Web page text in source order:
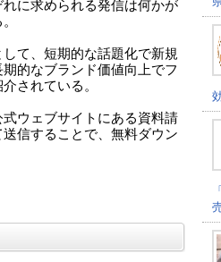
に求められる発信は何かが
て、短期的な話題化で新規
的なブランド価値向上でフ
されている。
ウェブサイトにある資料請
信することで、無料ダウン